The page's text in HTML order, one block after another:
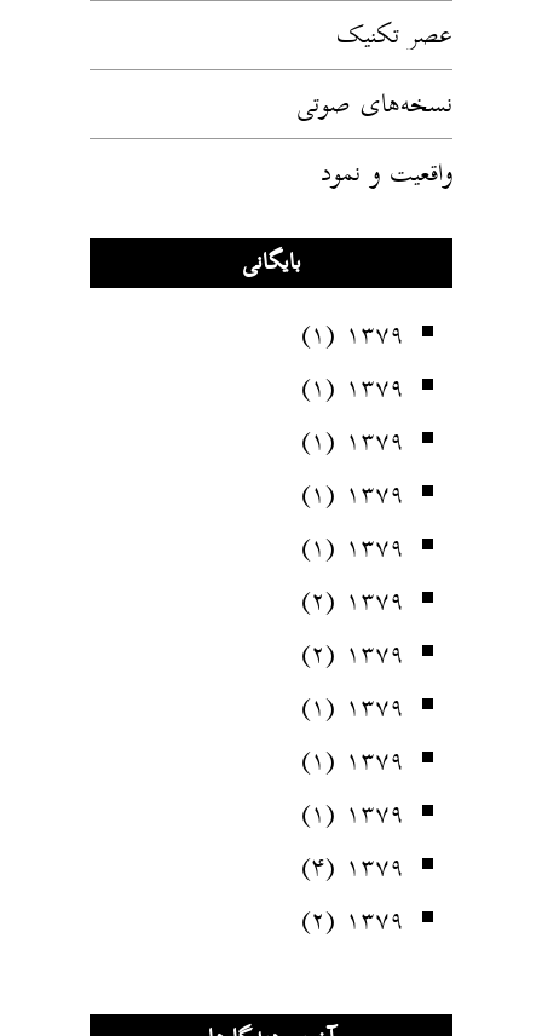
عصر تکنیک
نسخه‌های صوتی
واقعیت و نمود
بایگانی
۱۳۷۹ (۱)
۱۳۷۹ (۱)
۱۳۷۹ (۱)
۱۳۷۹ (۱)
۱۳۷۹ (۱)
۱۳۷۹ (۲)
۱۳۷۹ (۲)
۱۳۷۹ (۱)
۱۳۷۹ (۱)
۱۳۷۹ (۱)
۱۳۷۹ (۴)
۱۳۷۹ (۲)